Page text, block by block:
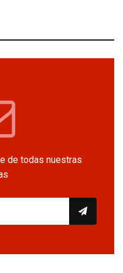
de todas nuestras